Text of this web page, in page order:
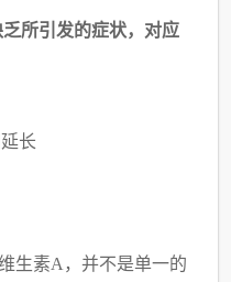
所引发的症状，对应
长
生素A，并不是单一的